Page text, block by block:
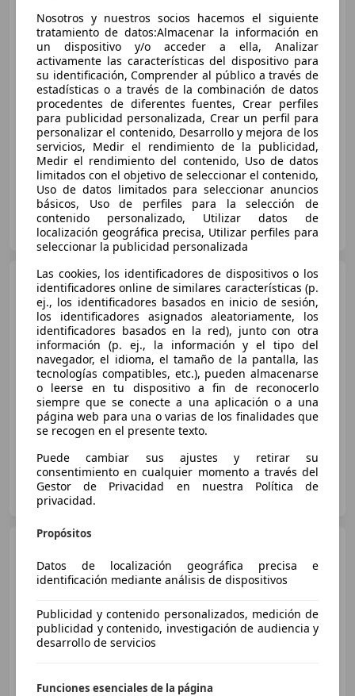
Volkswagen Tiguan
Tiguan 2.0TDI BMT R-Line 4M
DSG 140 R-Line
€ 11.000
Súperoferta
05/2014 185.000 km Diésel 103 kW (140 CV)
Particular
ES-50015 Zaragoza
Volkswagen Tiguan
2.0TDI BMT T1 4x2 110
€ 13.490
Súperoferta
03/2016 123.000 km Diésel 81 kW (110 CV)
AUTOMARKET Durango
ES-48215 IURRETA
2.0TDI Life 90kW
€ 18.490
1
Nosotros y nuestros socios hacemos el siguiente
tratamiento de datos:Almacenar la información en
un dispositivo y/o acceder a ella, Analizar
activamente las características del dispositivo para
su identificación, Comprender al público a través de
estadísticas o a través de la combinación de datos
procedentes de diferentes fuentes, Crear perfiles
para publicidad personalizada, Crear un perfil para
personalizar el contenido, Desarrollo y mejora de los
servicios, Medir el rendimiento de la publicidad,
Medir el rendimiento del contenido, Uso de datos
limitados con el objetivo de seleccionar el contenido,
Uso de datos limitados para seleccionar anuncios
básicos, Uso de perfiles para la selección de
contenido personalizado, Utilizar datos de
localización geográfica precisa, Utilizar perfiles para
seleccionar la publicidad personalizada
Las cookies, los identificadores de dispositivos o los
identificadores online de similares características (p.
ej., los identificadores basados en inicio de sesión,
los identificadores asignados aleatoriamente, los
identificadores basados en la red), junto con otra
información (p. ej., la información y el tipo del
navegador, el idioma, el tamaño de la pantalla, las
tecnologías compatibles, etc.), pueden almacenarse
o leerse en tu dispositivo a fin de reconocerlo
siempre que se conecte a una aplicación o a una
página web para una o varias de los finalidades que
se recogen en el presente texto.
Puede cambiar sus ajustes y retirar su
consentimiento en cualquier momento a través del
Gestor de Privacidad en nuestra Política de
privacidad.
Propósitos
Datos de localización geográfica precisa e
identificación mediante análisis de dispositivos
Publicidad y contenido personalizados, medición de
publicidad y contenido, investigación de audiencia y
desarrollo de servicios
Funciones esenciales de la página